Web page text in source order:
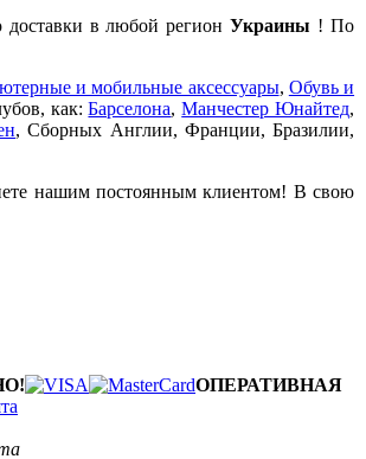
доставки в любой регионУкраины ! По
и мобильные аксессуары, Обувь и
как:Барселона,Манчестер Юнайтед,
, Сборных Англии, Франции, Бразилии,
нашим постоянным клиентом! В свою
ОПЕРАТИВНАЯ